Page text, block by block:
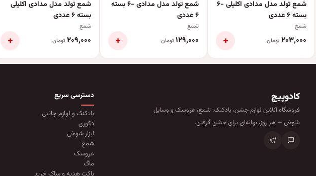
شمع تولد مدل مدادی اکلیلی -۶
بسته ۶ عددی
شمع
۲۰۳٬۰۰۰ تومان +
شمع تولد مدل مدادی -۶ بسته
۶ عددی
شمع
۱۲۹٬۰۰۰ تومان +
شمع تولد مدل مدادی اکلیلی
بسته ۶ عددی
شمع
۲۰۹٬۰۰۰ تومان +
کادوپیچ
فروشگاه آنلاین لوازم جشن، بادکنک، شمع، عروسک و وسایل
شوخی — هر روز، بهانه‌ای برای جشن گرفتن.
دسترسی سریع
بادکنک و لوازم جانبی
دکوری
ابزار شوخی
شمع
عروسک
ماگ
پاکت هدیه و ساک خرید